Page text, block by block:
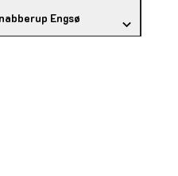
Engsø